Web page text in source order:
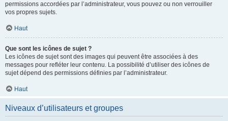
permissions accordées par l’administrateur, vous pouvez ou non verrouiller
vos propres sujets.
Haut
Que sont les icônes de sujet ?
Les icônes de sujet sont des images qui peuvent être associées à des
messages pour refléter leur contenu. La possibilité d’utiliser des icônes de
sujet dépend des permissions définies par l’administrateur.
Haut
Niveaux d’utilisateurs et groupes